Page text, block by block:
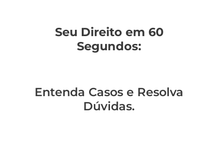
Seu Direito em 60
Segundos:
Entenda Casos e Resolva
Dúvidas.